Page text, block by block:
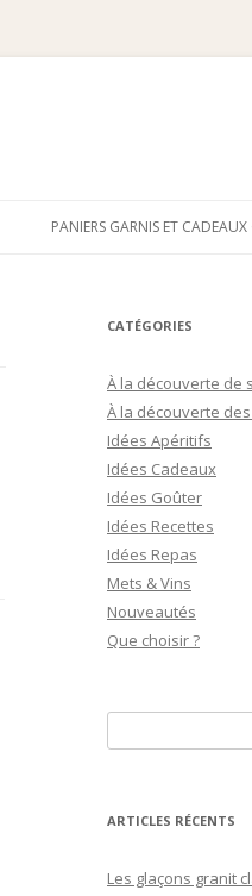
PANIERS GARNIS ET
CATÉGORIES
À la découverte de
À la découverte
Idées Apéritifs
Idées Cadeaux
Idées Goûter
Idées Recettes
Idées Repas
Mets & Vins
Nouveautés
Que choisir ?
e
h
r
ARTICLES RÉCENTS
Les glaçons granit